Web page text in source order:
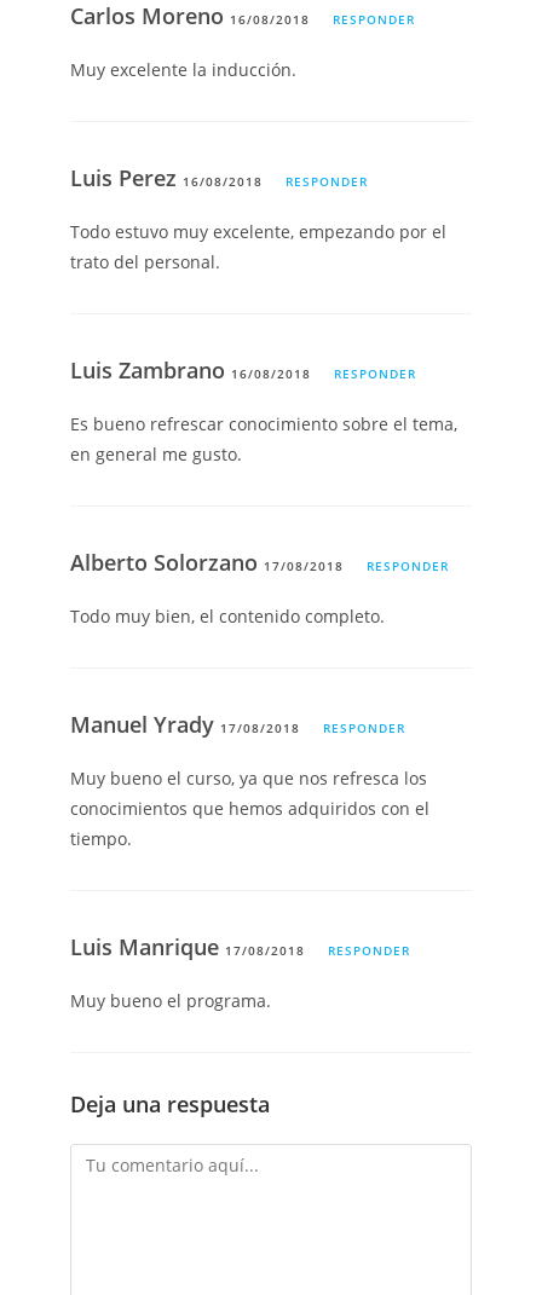
Carlos Moreno 16/08/2018 RESPONDER
Muy excelente la inducción.
Luis Perez 16/08/2018 RESPONDER
Todo estuvo muy excelente, empezando por el
trato del personal.
Luis Zambrano 16/08/2018 RESPONDER
Es bueno refrescar conocimiento sobre el tema,
en general me gusto.
Alberto Solorzano 17/08/2018 RESPONDER
Todo muy bien, el contenido completo.
Manuel Yrady 17/08/2018 RESPONDER
Muy bueno el curso, ya que nos refresca los
conocimientos que hemos adquiridos con el
tiempo.
Luis Manrique 17/08/2018 RESPONDER
Muy bueno el programa.
Deja una respuesta